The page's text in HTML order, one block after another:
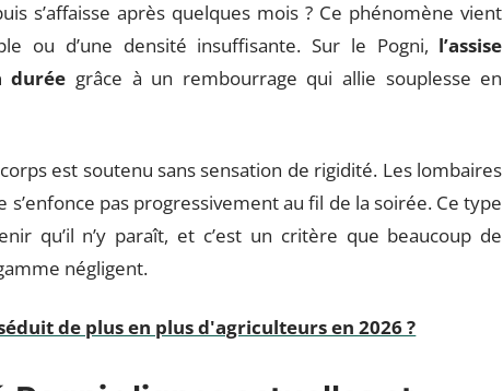
s’affaisse après quelques mois ? Ce phénomène vient
ou d’une densité insuffisante. Sur le Pogni, l’assise
durée grâce à un rembourrage qui allie souplesse en
est soutenu sans sensation de rigidité. Les lombaires
pas progressivement au fil de la soirée. Ce type
qu’il n’y paraît, et c’est un critère que beaucoup de
négligent.
de plus en plus d'agriculteurs en 2026 ?